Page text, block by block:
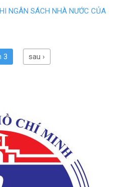
NGÂN SÁCH NHÀ NƯỚC CỦA
3 sau ›